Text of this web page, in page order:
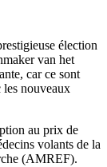
élection
van het
car ce sont
nouveaux
au prix de
volants de la
(AMREF).